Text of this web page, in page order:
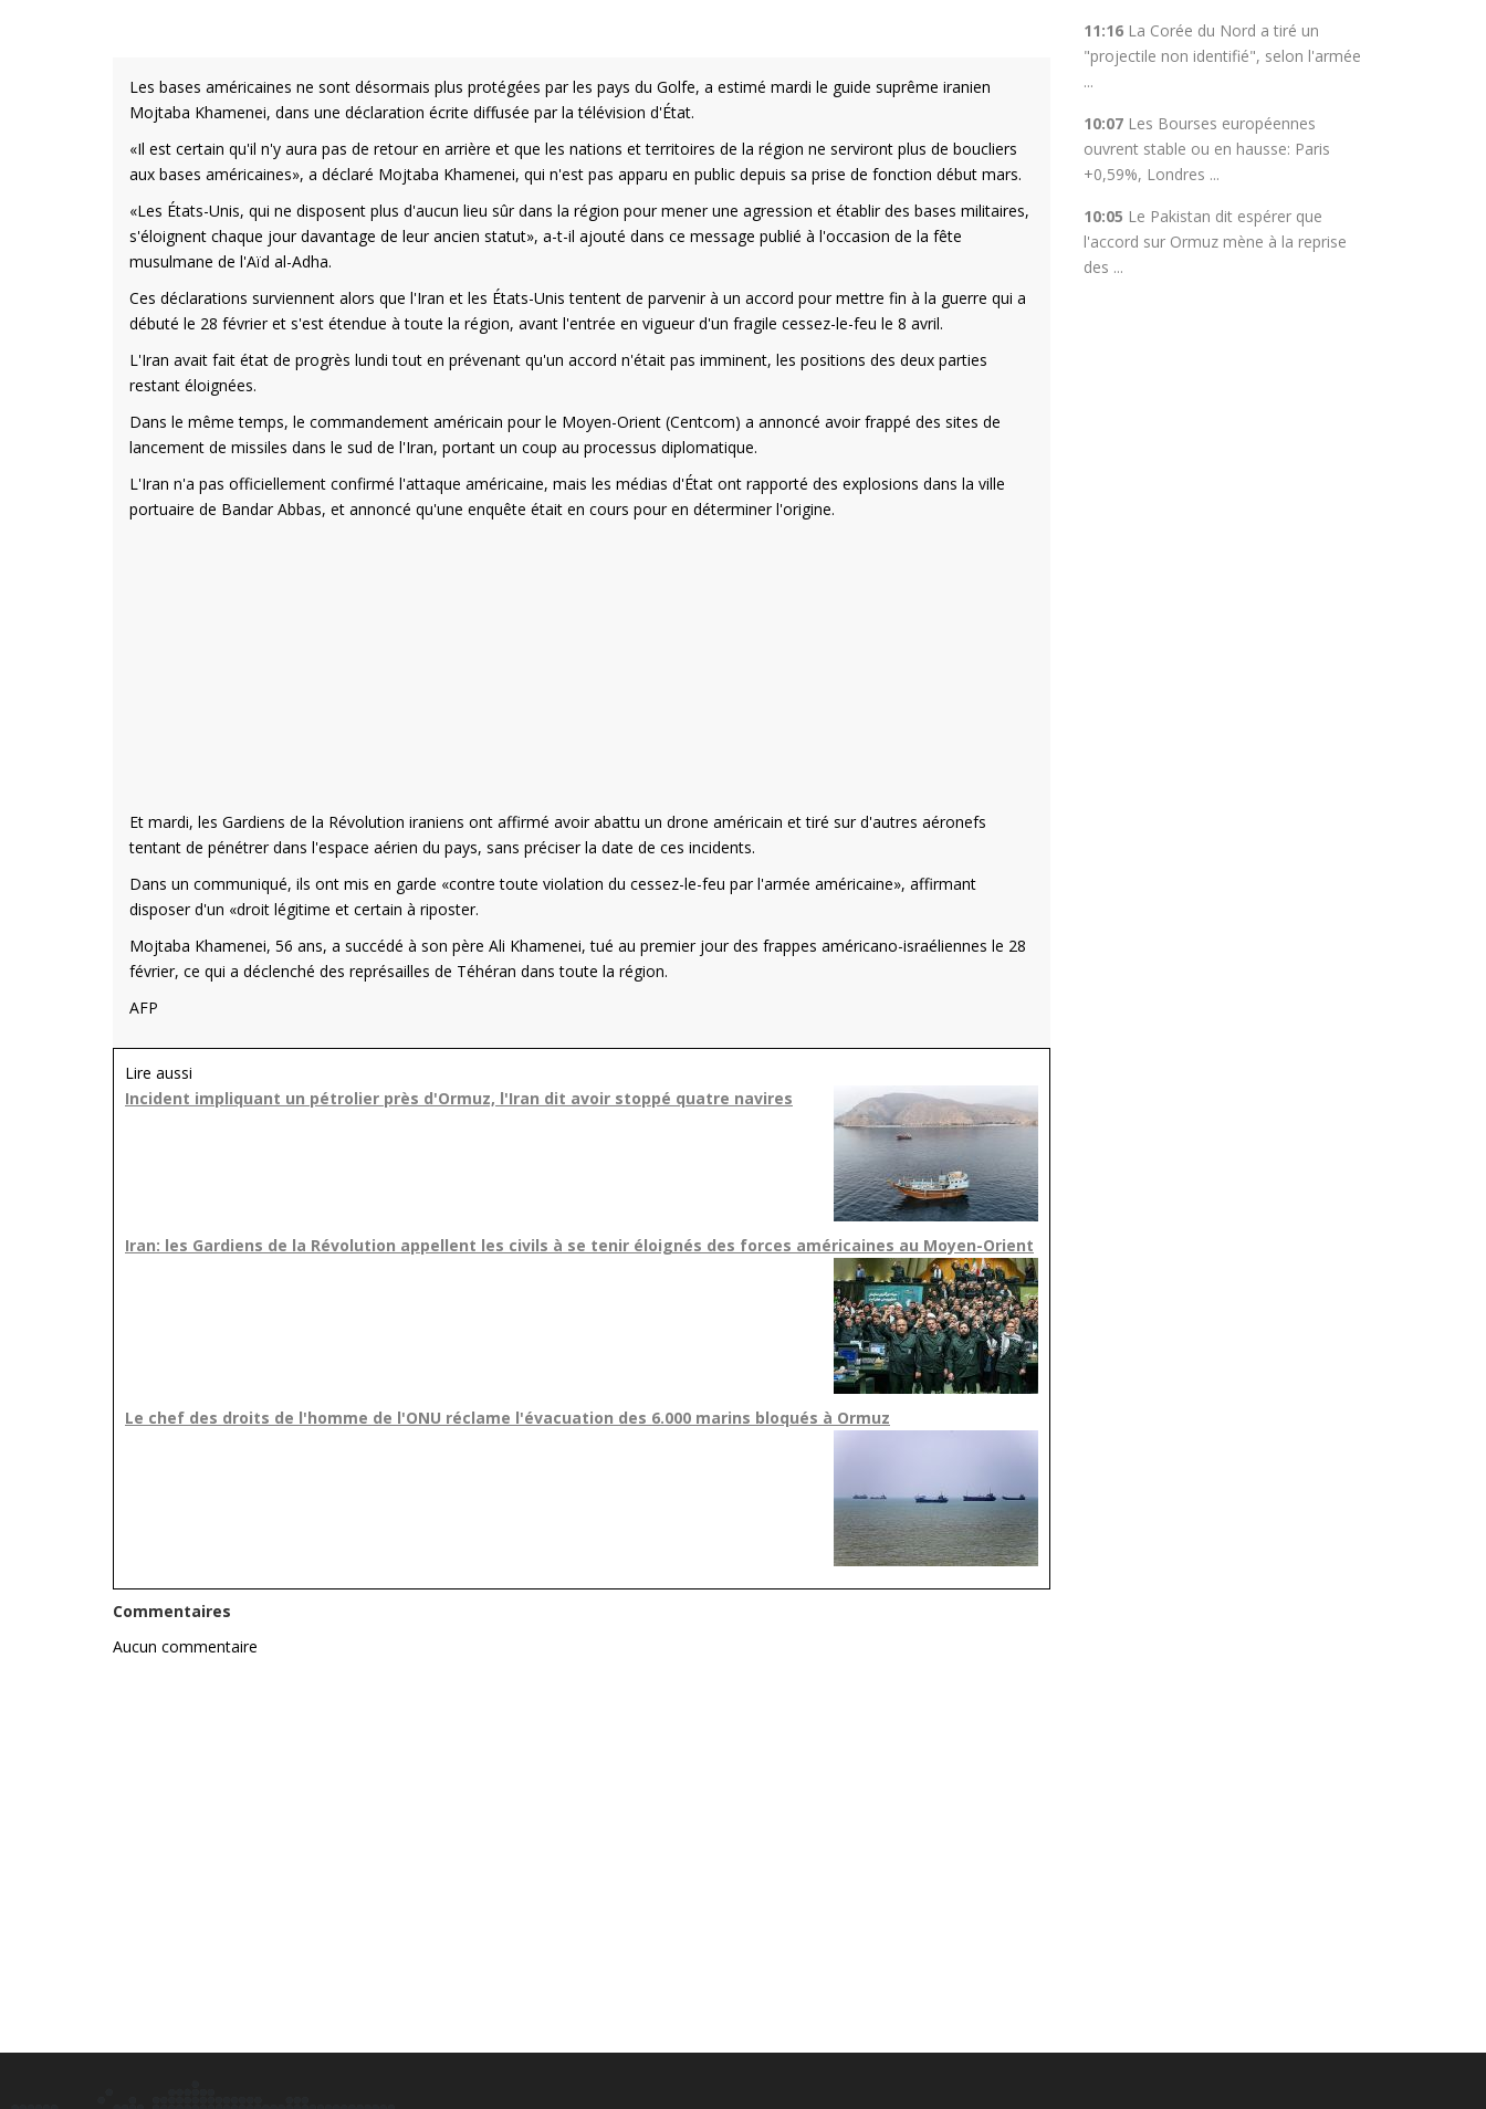
Les bases américaines ne sont désormais plus protégées par les pays du Golfe, a estimé mardi le guide suprême iranien
Mojtaba Khamenei, dans une déclaration écrite diffusée par la télévision d'État.
«Il est certain qu'il n'y aura pas de retour en arrière et que les nations et territoires de la région ne serviront plus de boucliers
aux bases américaines», a déclaré Mojtaba Khamenei, qui n'est pas apparu en public depuis sa prise de fonction début mars.
«Les États-Unis, qui ne disposent plus d'aucun lieu sûr dans la région pour mener une agression et établir des bases militaires,
s'éloignent chaque jour davantage de leur ancien statut», a-t-il ajouté dans ce message publié à l'occasion de la fête
musulmane de l'Aïd al-Adha.
Ces déclarations surviennent alors que l'Iran et les États-Unis tentent de parvenir à un accord pour mettre fin à la guerre qui a
débuté le 28 février et s'est étendue à toute la région, avant l'entrée en vigueur d'un fragile cessez-le-feu le 8 avril.
L'Iran avait fait état de progrès lundi tout en prévenant qu'un accord n'était pas imminent, les positions des deux parties
restant éloignées.
Dans le même temps, le commandement américain pour le Moyen-Orient (Centcom) a annoncé avoir frappé des sites de
lancement de missiles dans le sud de l'Iran, portant un coup au processus diplomatique.
L'Iran n'a pas officiellement confirmé l'attaque américaine, mais les médias d'État ont rapporté des explosions dans la ville
portuaire de Bandar Abbas, et annoncé qu'une enquête était en cours pour en déterminer l'origine.
Et mardi, les Gardiens de la Révolution iraniens ont affirmé avoir abattu un drone américain et tiré sur d'autres aéronefs
tentant de pénétrer dans l'espace aérien du pays, sans préciser la date de ces incidents.
Dans un communiqué, ils ont mis en garde «contre toute violation du cessez-le-feu par l'armée américaine», affirmant
disposer d'un «droit légitime et certain à riposter.
Mojtaba Khamenei, 56 ans, a succédé à son père Ali Khamenei, tué au premier jour des frappes américano-israéliennes le 28
février, ce qui a déclenché des représailles de Téhéran dans toute la région.
AFP
Lire aussi
Incident impliquant un pétrolier près d'Ormuz, l'Iran dit avoir stoppé quatre navires
Iran: les Gardiens de la Révolution appellent les civils à se tenir éloignés des forces américaines au Moyen-Orient
Le chef des droits de l'homme de l'ONU réclame l'évacuation des 6.000 marins bloqués à Ormuz
Commentaires
Aucun commentaire
11:16 La Corée du Nord a tiré un
"projectile non identifié", selon l'armée
...
10:07 Les Bourses européennes
ouvrent stable ou en hausse: Paris
+0,59%, Londres ...
10:05 Le Pakistan dit espérer que
l'accord sur Ormuz mène à la reprise
des ...